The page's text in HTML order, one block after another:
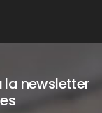
newsletter